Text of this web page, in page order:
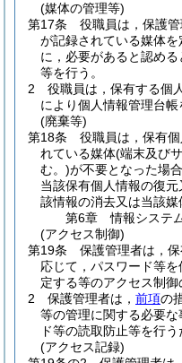
(媒体の管理等)
第17条
役職員は，保護
が記録されている媒体
に，必要があると認め
等を行う。
2
役職員は，保有する個
により個人情報管理台帳
(廃棄等)
第18条
役職員は，保有
れている媒体(端末及び
む。)が不要となった場
当該保有個人情報の復
該情報の消去又は当該媒
第6章
情報システ
(アクセス制御)
第19条
保護管理者は，
応じて，パスワード等
定する等のアクセス制御
2
保護管理者は， 前項の
等の管理に関する必要
ド等の読取防止等を行
(アクセス記録)